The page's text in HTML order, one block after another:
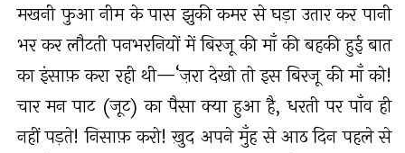
मखनी फुआ नीम के पास झुकी कमर से घड़ा उतार कर पानी
भर कर लौटती पनभरनियों में बिरजू की माँ की बहकी हुई बात
का इंसाफ़ करा रही थी—‘ज़रा देखो तो इस बिरजू की माँ को!
चार मन पाट (जूट) का पैसा क्या हुआ है, धरती पर पाँव ही
नहीं पड़ते! निसाफ़ करो! ख़ुद अपने मुँह से आठ दिन पहले से